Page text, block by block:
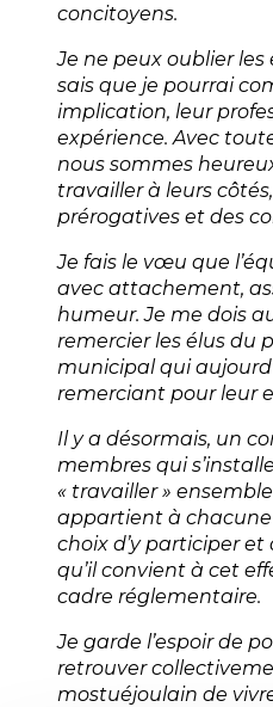
concitoyens.
Je ne peux oublier
sais que je pourrai
implication, leur
expérience. Avec
nous sommes
travailler à leurs
prérogatives et des
Je fais le vœu que
avec attachement,
humeur. Je me dois
remercier les élus du
municipal qui
remerciant pour leur
Il y a désormais, un
membres qui
« travailler »
appartient à
choix d’y participer
qu’il convient à cet
cadre réglementaire.
Je garde l’espoir de
retrouver
mostuéjoulain de